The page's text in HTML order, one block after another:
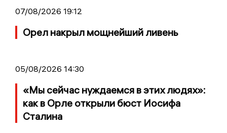
07/08/2026 19:12
Орел накрыл мощнейший ливень
05/08/2026 14:30
«Мы сейчас нуждаемся в этих людях»:
как в Орле открыли бюст Иосифа
Сталина